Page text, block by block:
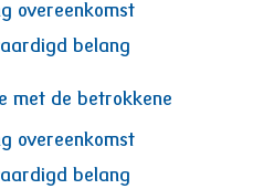
overeenkomst
belang
met de betrokkene
overeenkomst
belang